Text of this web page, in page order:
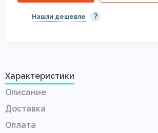
Нашли дешевле ?
Характеристики
Описание
Доставка
Оплата